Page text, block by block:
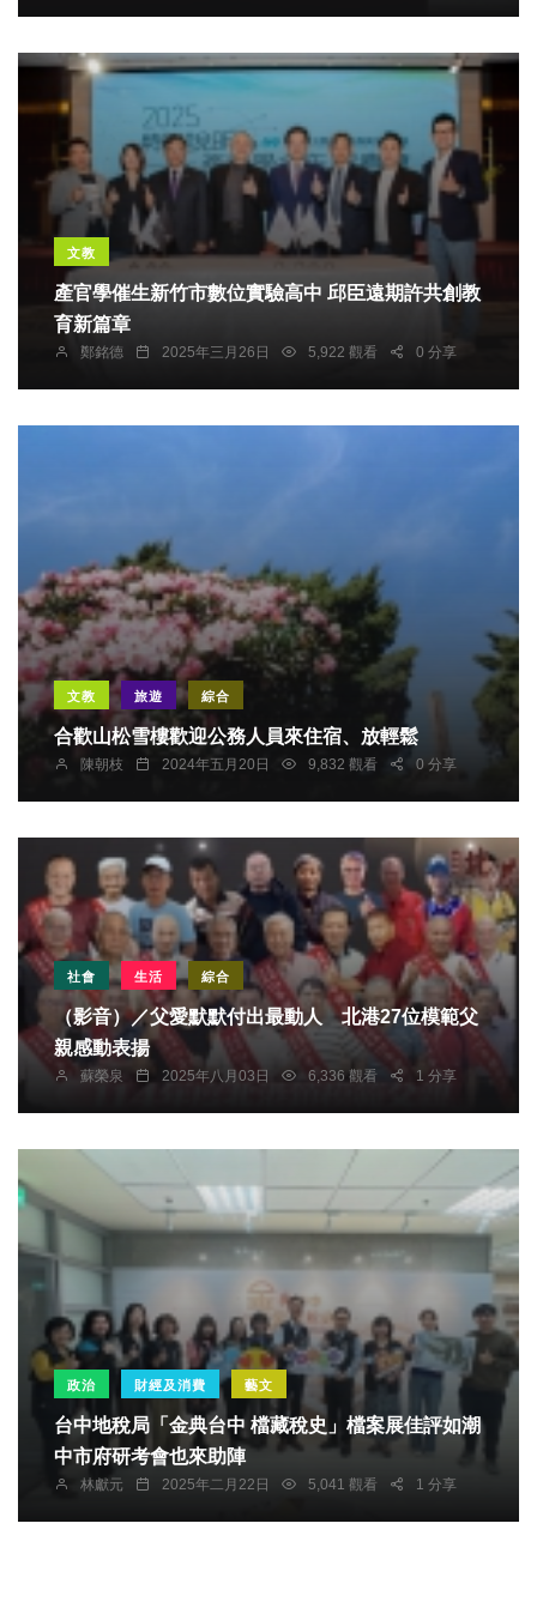
文教
產官學催生新竹市數位實驗高中 邱臣遠期許共創教
育新篇章
鄭銘德 2025年三月26日 5,922 觀看 0 分享
文教 旅遊 綜合
合歡山松雪樓歡迎公務人員來住宿、放輕鬆
陳朝枝 2024年五月20日 9,832 觀看 0 分享
社會 生活 綜合
（影音）／父愛默默付出最動人 北港27位模範父
親感動表揚
蘇榮泉 2025年八月03日 6,336 觀看 1 分享
政治 財經及消費 藝文
台中地稅局「金典台中 檔藏稅史」檔案展佳評如潮
中市府研考會也來助陣
林獻元 2025年二月22日 5,041 觀看 1 分享